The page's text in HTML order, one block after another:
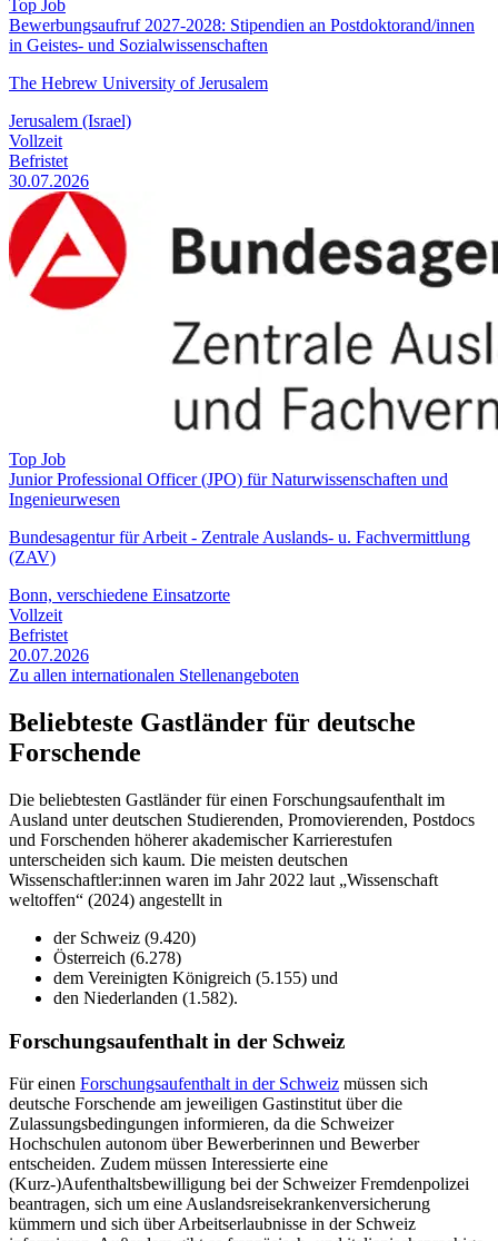
Top Job
Bewerbungsaufruf 2027-2028: Stipendien an Postdoktorand/innen
in Geistes- und Sozialwissenschaften
The Hebrew University of Jerusalem
Jerusalem (Israel)
Vollzeit
Befristet
30.07.2026
Top Job
Junior Professional Officer (JPO) für Naturwissenschaften und
Ingenieurwesen
Bundesagentur für Arbeit - Zentrale Auslands- u. Fachvermittlung
(ZAV)
Bonn, verschiedene Einsatzorte
Vollzeit
Befristet
20.07.2026
Zu allen internationalen Stellenangeboten
Beliebteste Gastländer für deutsche
Forschende
Die beliebtesten Gastländer für einen Forschungsaufenthalt im
Ausland unter deutschen Studierenden, Promovierenden, Postdocs
und Forschenden höherer akademischer Karrierestufen
unterscheiden sich kaum. Die meisten deutschen
Wissenschaftler:innen waren im Jahr 2022 laut „Wissenschaft
weltoffen“ (2024) angestellt in
der Schweiz (9.420)
Österreich (6.278)
dem Vereinigten Königreich (5.155) und
den Niederlanden (1.582).
Forschungsaufenthalt in der Schweiz
Für einen Forschungsaufenthalt in der Schweiz müssen sich
deutsche Forschende am jeweiligen Gastinstitut über die
Zulassungsbedingungen informieren, da die Schweizer
Hochschulen autonom über Bewerberinnen und Bewerber
entscheiden. Zudem müssen Interessierte eine
(Kurz-)Aufenthaltsbewilligung bei der Schweizer Fremdenpolizei
beantragen, sich um eine Auslandsreisekrankenversicherung
kümmern und sich über Arbeitserlaubnisse in der Schweiz